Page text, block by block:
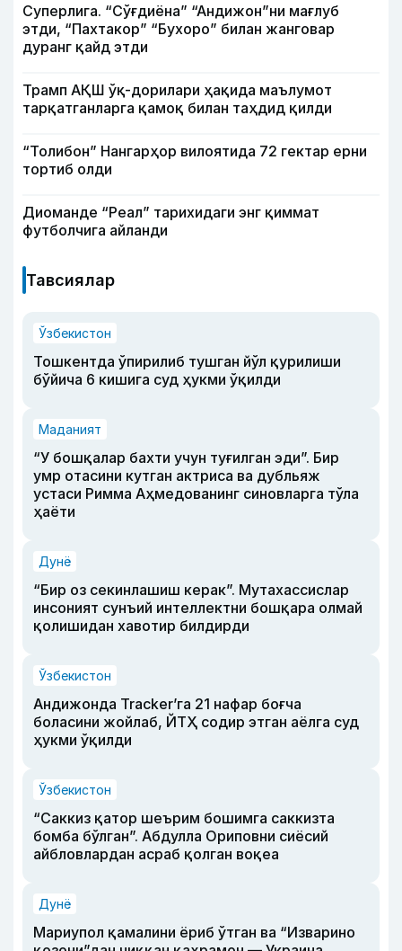
Суперлига. “Сўғдиёна” “Андижон”ни мағлуб
этди, “Пахтакор” “Бухоро” билан жанговар
дуранг қайд этди
Трамп АҚШ ўқ-дорилари ҳақида маълумот
тарқатганларга қамоқ билан таҳдид қилди
“Толибон” Нангарҳор вилоятида 72 гектар ерни
тортиб олди
Диоманде “Реал” тарихидаги энг қиммат
футболчига айланди
Тавсиялар
Ўзбекистон
Тошкентда ўпирилиб тушган йўл қурилиши
бўйича 6 кишига суд ҳукми ўқилди
Маданият
“У бошқалар бахти учун туғилган эди”. Бир
умр отасини кутган актриса ва дубльяж
устаси Римма Аҳмедованинг синовларга тўла
ҳаёти
Дунё
“Бир оз секинлашиш керак”. Мутахассислар
инсоният сунъий интеллектни бошқара олмай
қолишидан хавотир билдирди
Ўзбекистон
Андижонда Tracker’га 21 нафар боғча
боласини жойлаб, ЙТҲ содир этган аёлга суд
ҳукми ўқилди
Ўзбекистон
“Саккиз қатор шеърим бошимга саккизта
бомба бўлган”. Абдулла Ориповни сиёсий
айбловлардан асраб қолган воқеа
Дунё
Мариупол қамалини ёриб ўтган ва “Изварино